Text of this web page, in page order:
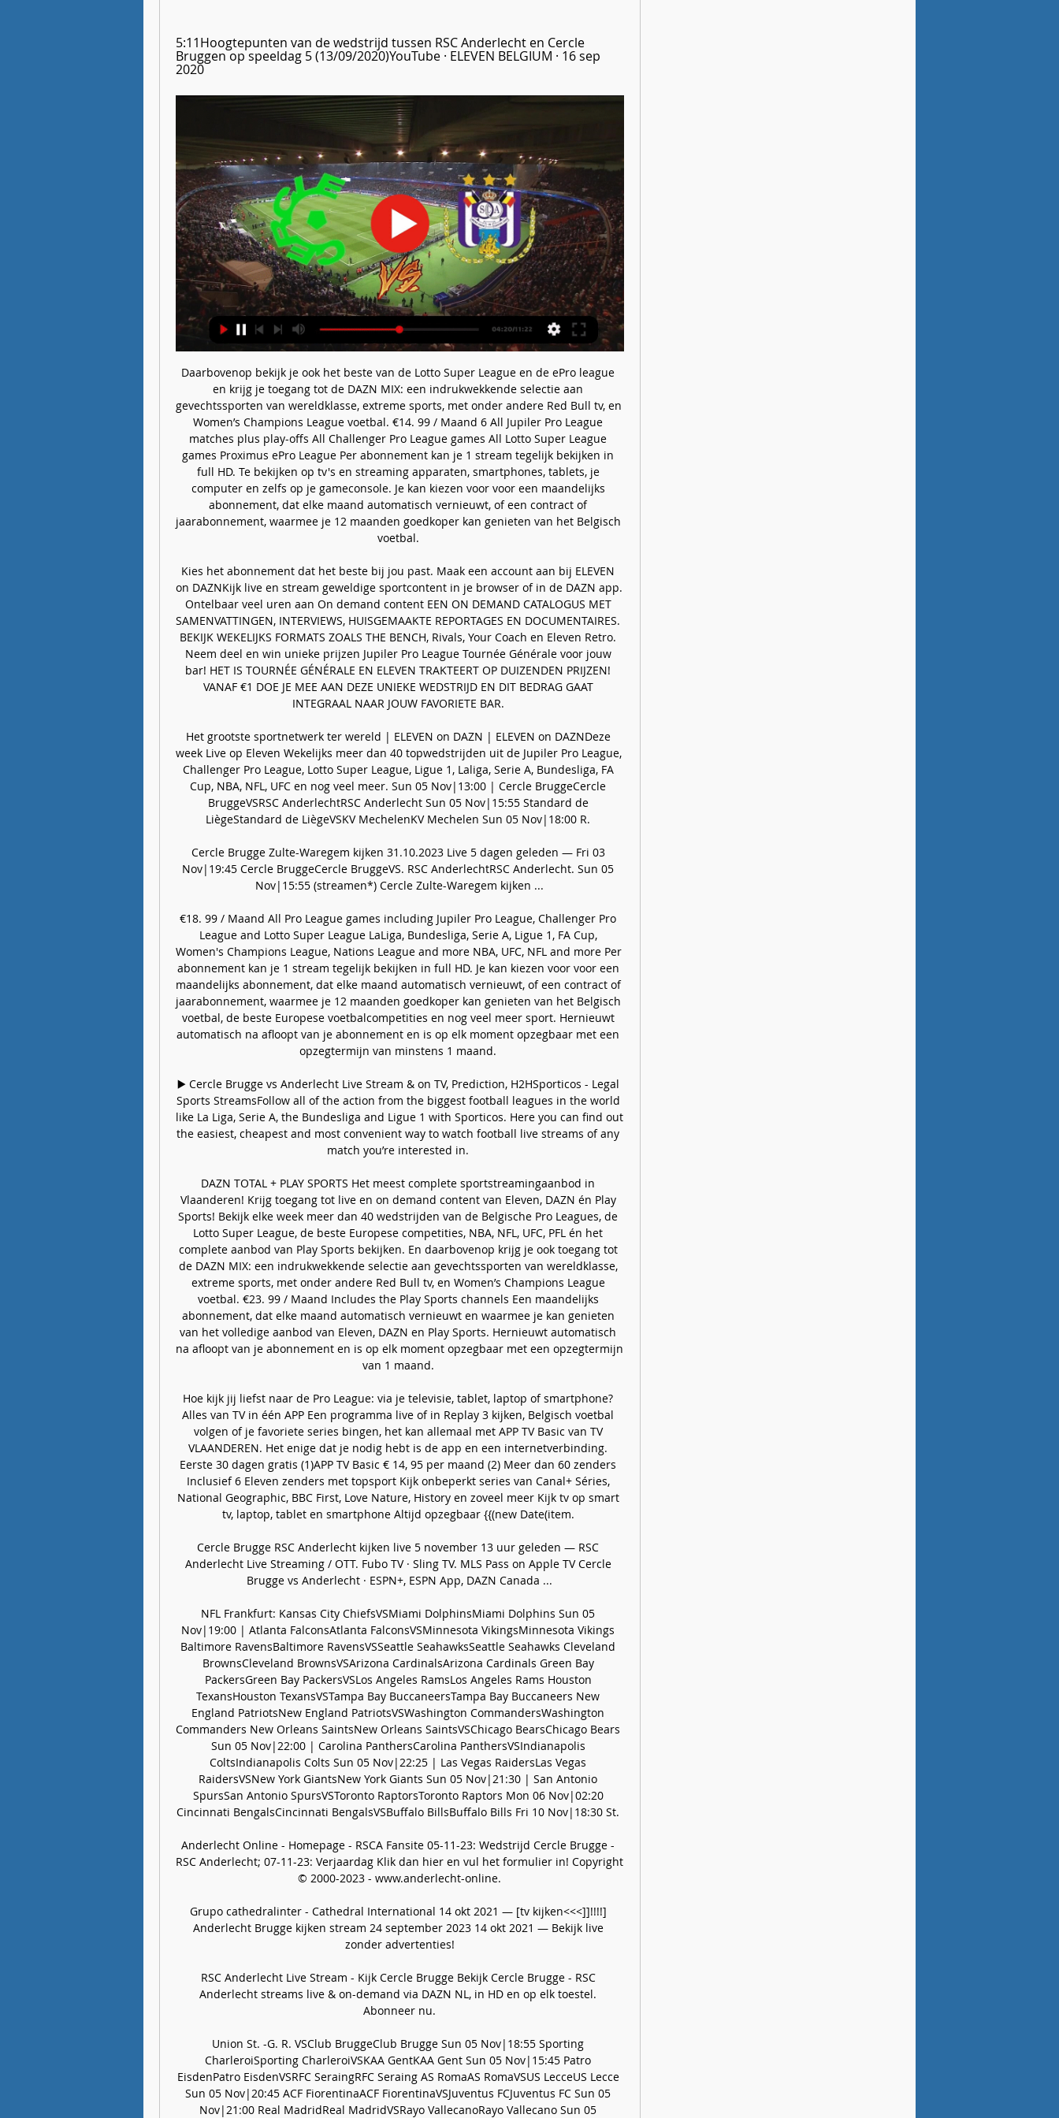
5:11Hoogtepunten van de wedstrijd tussen RSC Anderlecht en Cercle
Bruggen op speeldag 5 (13/09/2020)YouTube · ELEVEN BELGIUM · 16 sep
2020
Daarbovenop bekijk je ook het beste van de Lotto Super League en de ePro league
en krijg je toegang tot de DAZN MIX: een indrukwekkende selectie aan
gevechtssporten van wereldklasse, extreme sports, met onder andere Red Bull tv, en
Women’s Champions League voetbal. €14. 99 / Maand 6 All Jupiler Pro League
matches plus play-offs All Challenger Pro League games All Lotto Super League
games Proximus ePro League Per abonnement kan je 1 stream tegelijk bekijken in
full HD. Te bekijken op tv's en streaming apparaten, smartphones, tablets, je
computer en zelfs op je gameconsole. Je kan kiezen voor voor een maandelijks
abonnement, dat elke maand automatisch vernieuwt, of een contract of
jaarabonnement, waarmee je 12 maanden goedkoper kan genieten van het Belgisch
voetbal.
Kies het abonnement dat het beste bij jou past. Maak een account aan bij ELEVEN
on DAZNKijk live en stream geweldige sportcontent in je browser of in de DAZN app.
Ontelbaar veel uren aan On demand content EEN ON DEMAND CATALOGUS MET
SAMENVATTINGEN, INTERVIEWS, HUISGEMAAKTE REPORTAGES EN DOCUMENTAIRES.
BEKIJK WEKELIJKS FORMATS ZOALS THE BENCH, Rivals, Your Coach en Eleven Retro.
Neem deel en win unieke prijzen Jupiler Pro League Tournée Générale voor jouw
bar! HET IS TOURNÉE GÉNÉRALE EN ELEVEN TRAKTEERT OP DUIZENDEN PRIJZEN!
VANAF €1 DOE JE MEE AAN DEZE UNIEKE WEDSTRIJD EN DIT BEDRAG GAAT
INTEGRAAL NAAR JOUW FAVORIETE BAR.
Het grootste sportnetwerk ter wereld | ELEVEN on DAZN | ELEVEN on DAZNDeze
week Live op Eleven Wekelijks meer dan 40 topwedstrijden uit de Jupiler Pro League,
Challenger Pro League, Lotto Super League, Ligue 1, Laliga, Serie A, Bundesliga, FA
Cup, NBA, NFL, UFC en nog veel meer. Sun 05 Nov|13:00 | Cercle BruggeCercle
BruggeVSRSC AnderlechtRSC Anderlecht Sun 05 Nov|15:55 Standard de
LiègeStandard de LiègeVSKV MechelenKV Mechelen Sun 05 Nov|18:00 R.
Cercle Brugge Zulte-Waregem kijken 31.10.2023 Live 5 dagen geleden — Fri 03
Nov|19:45 Cercle BruggeCercle BruggeVS. RSC AnderlechtRSC Anderlecht. Sun 05
Nov|15:55 (streamen*) Cercle Zulte-Waregem kijken ...
€18. 99 / Maand All Pro League games including Jupiler Pro League, Challenger Pro
League and Lotto Super League LaLiga, Bundesliga, Serie A, Ligue 1, FA Cup,
Women's Champions League, Nations League and more NBA, UFC, NFL and more Per
abonnement kan je 1 stream tegelijk bekijken in full HD. Je kan kiezen voor voor een
maandelijks abonnement, dat elke maand automatisch vernieuwt, of een contract of
jaarabonnement, waarmee je 12 maanden goedkoper kan genieten van het Belgisch
voetbal, de beste Europese voetbalcompetities en nog veel meer sport. Hernieuwt
automatisch na afloopt van je abonnement en is op elk moment opzegbaar met een
opzegtermijn van minstens 1 maand.
▶️ Cercle Brugge vs Anderlecht Live Stream & on TV, Prediction, H2HSporticos - Legal
Sports StreamsFollow all of the action from the biggest football leagues in the world
like La Liga, Serie A, the Bundesliga and Ligue 1 with Sporticos. Here you can find out
the easiest, cheapest and most convenient way to watch football live streams of any
match you’re interested in.
DAZN TOTAL + PLAY SPORTS Het meest complete sportstreamingaanbod in
Vlaanderen! Krijg toegang tot live en on demand content van Eleven, DAZN én Play
Sports! Bekijk elke week meer dan 40 wedstrijden van de Belgische Pro Leagues, de
Lotto Super League, de beste Europese competities, NBA, NFL, UFC, PFL én het
complete aanbod van Play Sports bekijken. En daarbovenop krijg je ook toegang tot
de DAZN MIX: een indrukwekkende selectie aan gevechtssporten van wereldklasse,
extreme sports, met onder andere Red Bull tv, en Women’s Champions League
voetbal. €23. 99 / Maand Includes the Play Sports channels Een maandelijks
abonnement, dat elke maand automatisch vernieuwt en waarmee je kan genieten
van het volledige aanbod van Eleven, DAZN en Play Sports. Hernieuwt automatisch
na afloopt van je abonnement en is op elk moment opzegbaar met een opzegtermijn
van 1 maand.
Hoe kijk jij liefst naar de Pro League: via je televisie, tablet, laptop of smartphone?
Alles van TV in één APP Een programma live of in Replay 3 kijken, Belgisch voetbal
volgen of je favoriete series bingen, het kan allemaal met APP TV Basic van TV
VLAANDEREN. Het enige dat je nodig hebt is de app en een internetverbinding.
Eerste 30 dagen gratis (1)APP TV Basic € 14, 95 per maand (2) Meer dan 60 zenders
Inclusief 6 Eleven zenders met topsport Kijk onbeperkt series van Canal+ Séries,
National Geographic, BBC First, Love Nature, History en zoveel meer Kijk tv op smart
tv, laptop, tablet en smartphone Altijd opzegbaar {{(new Date(item.
Cercle Brugge RSC Anderlecht kijken live 5 november 13 uur geleden — RSC
Anderlecht Live Streaming / OTT. Fubo TV · Sling TV. MLS Pass on Apple TV Cercle
Brugge vs Anderlecht · ESPN+, ESPN App, DAZN Canada ...
NFL Frankfurt: Kansas City ChiefsVSMiami DolphinsMiami Dolphins Sun 05
Nov|19:00 | Atlanta FalconsAtlanta FalconsVSMinnesota VikingsMinnesota Vikings
Baltimore RavensBaltimore RavensVSSeattle SeahawksSeattle Seahawks Cleveland
BrownsCleveland BrownsVSArizona CardinalsArizona Cardinals Green Bay
PackersGreen Bay PackersVSLos Angeles RamsLos Angeles Rams Houston
TexansHouston TexansVSTampa Bay BuccaneersTampa Bay Buccaneers New
England PatriotsNew England PatriotsVSWashington CommandersWashington
Commanders New Orleans SaintsNew Orleans SaintsVSChicago BearsChicago Bears
Sun 05 Nov|22:00 | Carolina PanthersCarolina PanthersVSIndianapolis
ColtsIndianapolis Colts Sun 05 Nov|22:25 | Las Vegas RaidersLas Vegas
RaidersVSNew York GiantsNew York Giants Sun 05 Nov|21:30 | San Antonio
SpursSan Antonio SpursVSToronto RaptorsToronto Raptors Mon 06 Nov|02:20
Cincinnati BengalsCincinnati BengalsVSBuffalo BillsBuffalo Bills Fri 10 Nov|18:30 St.
Anderlecht Online - Homepage - RSCA Fansite 05-11-23: Wedstrijd Cercle Brugge -
RSC Anderlecht; 07-11-23: Verjaardag Klik dan hier en vul het formulier in! Copyright
© 2000-2023 - www.anderlecht-online.
Grupo cathedralinter - Cathedral International 14 okt 2021 — [tv kijken<<<]]!!!!]
Anderlecht Brugge kijken stream 24 september 2023 14 okt 2021 — Bekijk live
zonder advertenties!
RSC Anderlecht Live Stream - Kijk Cercle Brugge Bekijk Cercle Brugge - RSC
Anderlecht streams live & on-demand via DAZN NL, in HD en op elk toestel.
Abonneer nu.
Union St. -G. R. VSClub BruggeClub Brugge Sun 05 Nov|18:55 Sporting
CharleroiSporting CharleroiVSKAA GentKAA Gent Sun 05 Nov|15:45 Patro
EisdenPatro EisdenVSRFC SeraingRFC Seraing AS RomaAS RomaVSUS LecceUS Lecce
Sun 05 Nov|20:45 ACF FiorentinaACF FiorentinaVSJuventus FCJuventus FC Sun 05
Nov|21:00 Real MadridReal MadridVSRayo VallecanoRayo Vallecano Sun 05